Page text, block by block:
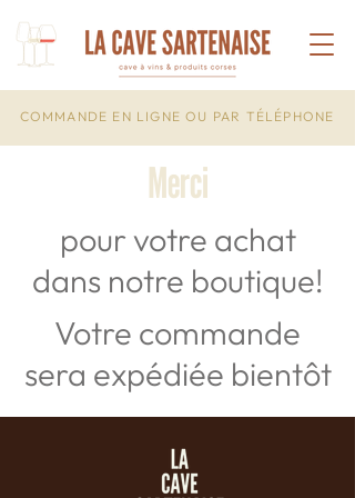
COMMANDE EN LIGNE OU PAR TÉLÉPHONE
Merci
pour votre achat
dans notre boutique!
Votre commande
sera expédiée bientôt